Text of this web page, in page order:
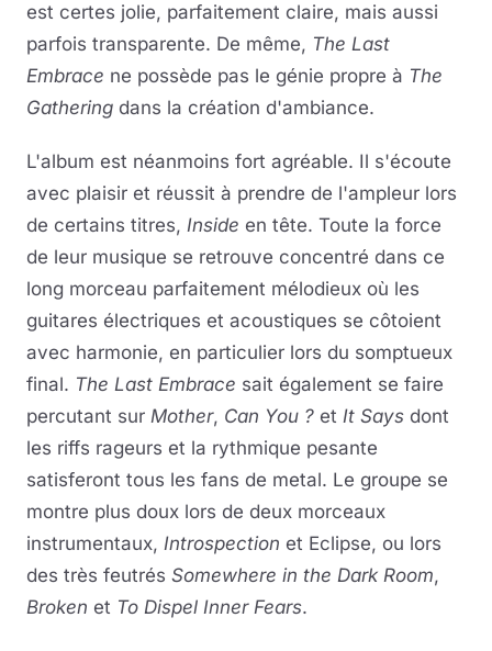
est certes jolie, parfaitement claire, mais aussi
parfois transparente. De même, The Last
Embrace ne possède pas le génie propre à The
Gathering dans la création d'ambiance.
L'album est néanmoins fort agréable. Il s'écoute
avec plaisir et réussit à prendre de l'ampleur lors
de certains titres, Inside en tête. Toute la force
de leur musique se retrouve concentré dans ce
long morceau parfaitement mélodieux où les
guitares électriques et acoustiques se côtoient
avec harmonie, en particulier lors du somptueux
final. The Last Embrace sait également se faire
percutant sur Mother, Can You ? et It Says dont
les riffs rageurs et la rythmique pesante
satisferont tous les fans de metal. Le groupe se
montre plus doux lors de deux morceaux
instrumentaux, Introspection et Eclipse, ou lors
des très feutrés Somewhere in the Dark Room,
Broken et To Dispel Inner Fears.